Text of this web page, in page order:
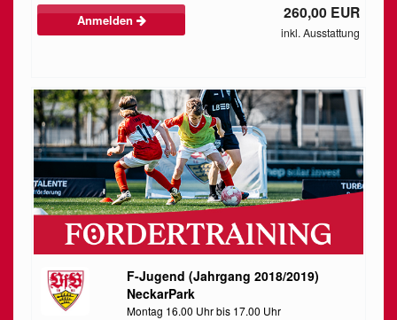
Anmelden 260,00 EUR
inkl. Ausstattung
F-Jugend (Jahrgang 2018/2019)
NeckarPark
Montag 16.00 Uhr bis 17.00 Uhr